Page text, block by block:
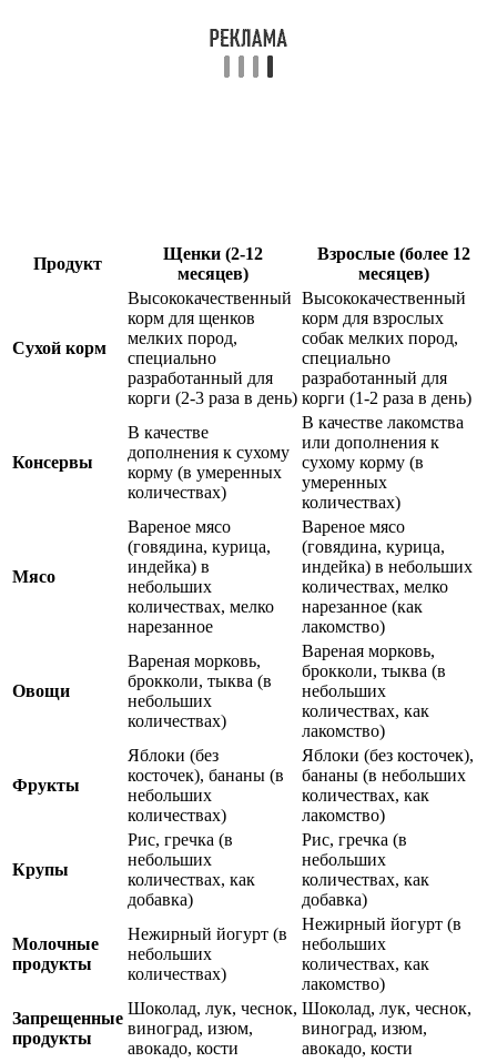
Продукт
Щенки (2-12
месяцев)
Взрослые (более 12
месяцев)
Сухой корм
Высококачественный
корм для щенков
мелких пород,
специально
разработанный для
корги (2-3 раза в день)
Высококачественный
корм для взрослых
собак мелких пород,
специально
разработанный для
корги (1-2 раза в день)
Консервы
В качестве
дополнения к сухому
корму (в умеренных
количествах)
В качестве лакомства
или дополнения к
сухому корму (в
умеренных
количествах)
Мясо
Вареное мясо
(говядина, курица,
индейка) в
небольших
количествах, мелко
нарезанное
Вареное мясо
(говядина, курица,
индейка) в небольших
количествах, мелко
нарезанное (как
лакомство)
Овощи
Вареная морковь,
брокколи, тыква (в
небольших
количествах)
Вареная морковь,
брокколи, тыква (в
небольших
количествах, как
лакомство)
Фрукты
Яблоки (без
косточек), бананы (в
небольших
количествах)
Яблоки (без косточек),
бананы (в небольших
количествах, как
лакомство)
Крупы
Рис, гречка (в
небольших
количествах, как
добавка)
Рис, гречка (в
небольших
количествах, как
добавка)
Молочные
продукты
Нежирный йогурт (в
небольших
количествах)
Нежирный йогурт (в
небольших
количествах, как
лакомство)
Запрещенные
продукты
Шоколад, лук, чеснок,
виноград, изюм,
авокадо, кости
Шоколад, лук, чеснок,
виноград, изюм,
авокадо, кости